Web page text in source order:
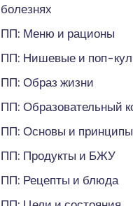
болезнях
ПП: Меню и рационы
ПП: Нишевые и поп-
ПП: Образ жизни
ПП: Образовательный
ПП: Основы и принципы
ПП: Продукты и БЖУ
ПП: Рецепты и блюда